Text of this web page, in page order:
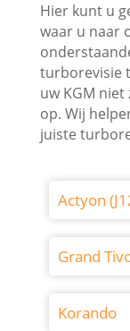
Hier kunt u
waar u naar
turborevisie
uw KGM
op. Wij
juiste
Actyon
Grand
Korando